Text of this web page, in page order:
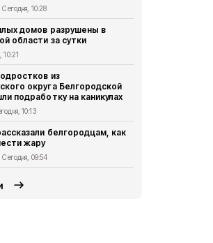
Сегодня, 10:28
домов разрушены в
области за сутки
10:21
из
округа Белгородской
подработку на каникулах
10:13
белгородцам, как
жару
Сегодня, 09:54